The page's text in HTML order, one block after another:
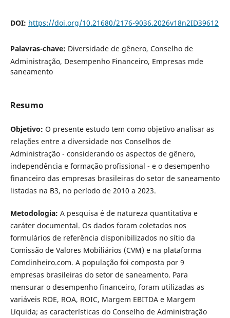
DOI: https://doi.org/10.21680/2176-9036.2026v18n2ID39612
Palavras-chave: Diversidade de gênero, Conselho de
Administração, Desempenho Financeiro, Empresas mde
saneamento
Resumo
Objetivo: O presente estudo tem como objetivo analisar as
relações entre a diversidade nos Conselhos de
Administração - considerando os aspectos de gênero,
independência e formação profissional - e o desempenho
financeiro das empresas brasileiras do setor de saneamento
listadas na B3, no período de 2010 a 2023.
Metodologia: A pesquisa é de natureza quantitativa e
caráter documental. Os dados foram coletados nos
formulários de referência disponibilizados no sítio da
Comissão de Valores Mobiliários (CVM) e na plataforma
Comdinheiro.com. A população foi composta por 9
empresas brasileiras do setor de saneamento. Para
mensurar o desempenho financeiro, foram utilizadas as
variáveis ROE, ROA, ROIC, Margem EBITDA e Margem
Líquida; as características do Conselho de Administração